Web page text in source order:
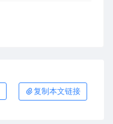
复制本文链接